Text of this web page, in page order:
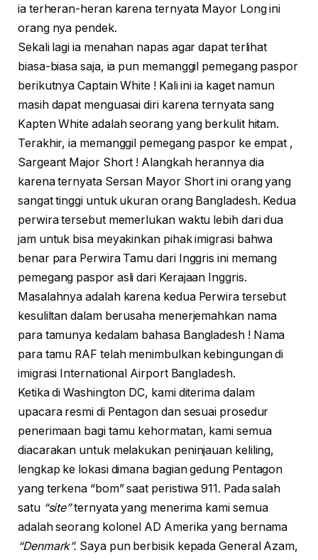
ia terheran-heran karena ternyata Mayor Long ini
orang nya pendek.
Sekali lagi ia menahan napas agar dapat terlihat
biasa-biasa saja, ia pun memanggil pemegang paspor
berikutnya Captain White ! Kali ini ia kaget namun
masih dapat menguasai diri karena ternyata sang
Kapten White adalah seorang yang berkulit hitam.
Terakhir, ia memanggil pemegang paspor ke empat ,
Sargeant Major Short ! Alangkah herannya dia
karena ternyata Sersan Mayor Short ini orang yang
sangat tinggi untuk ukuran orang Bangladesh. Kedua
perwira tersebut memerlukan waktu lebih dari dua
jam untuk bisa meyakinkan pihak imigrasi bahwa
benar para Perwira Tamu dari Inggris ini memang
pemegang paspor asli dari Kerajaan Inggris.
Masalahnya adalah karena kedua Perwira tersebut
kesuliltan dalam berusaha menerjemahkan nama
para tamunya kedalam bahasa Bangladesh ! Nama
para tamu RAF telah menimbulkan kebingungan di
imigrasi International Airport Bangladesh.
Ketika di Washington DC, kami diterima dalam
upacara resmi di Pentagon dan sesuai prosedur
penerimaan bagi tamu kehormatan, kami semua
diacarakan untuk melakukan peninjauan keliling,
lengkap ke lokasi dimana bagian gedung Pentagon
yang terkena “bom” saat peristiwa 911. Pada salah
satu “site”ternyata yang menerima kami semua
adalah seorang kolonel AD Amerika yang bernama
“Denmark”. Saya pun berbisik kepada General Azam,